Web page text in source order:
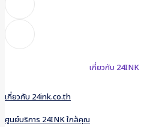
เกี่ยวกับ 24INK
เกี่ยวกับ 24ink.co.th
ศูนย์บริการ 24INK ใกล้คุณ